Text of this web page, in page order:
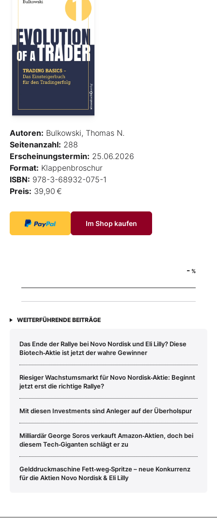
Autoren: Bulkowski, Thomas N.
Seitenanzahl: 288
Erscheinungstermin: 25.06.2026
Format: Klappenbroschur
ISBN: 978-3-68932-075-1
Preis: 39,90 €
Im Shop kaufen
- %
WEITERFÜHRENDE BEITRÄGE
Das Ende der Rallye bei Novo Nordisk und Eli Lilly? Diese
Biotech‑Aktie ist jetzt der wahre Gewinner
Riesiger Wachstumsmarkt für Novo Nordisk‑Aktie: Beginnt
jetzt erst die richtige Rallye?
Mit diesen Investments sind Anleger auf der Überholspur
Milliardär George Soros verkauft Amazon‑Aktien, doch bei
diesem Tech‑Giganten schlägt er zu
Gelddruckmaschine Fett‑weg‑Spritze – neue Konkurrenz
für die Aktien Novo Nordisk & Eli Lilly